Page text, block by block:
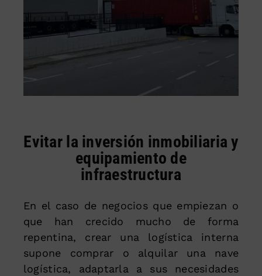
Evitar la inversión inmobiliaria y
equipamiento de
infraestructura
En el caso de negocios que empiezan o
que han crecido mucho de forma
repentina, crear una logística interna
supone comprar o alquilar una nave
logística, adaptarla a sus necesidades